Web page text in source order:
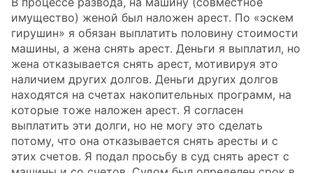
имущество) женой был наложен арест. По «эскем
гирушин» я обязан выплатить половину стоимости
машины, а жена снять арест. Деньги я выплатил, но
жена отказывается снять арест, мотивируя это
наличием других долгов. Деньги других долгов
находятся на счетах накопительных программ, на
которые тоже наложен арест. Я согласен
выплатить эти долги, но не могу это сделать
потому, что она отказывается снять аресты и с
этих счетов. Я подал просьбу в суд снять арест с